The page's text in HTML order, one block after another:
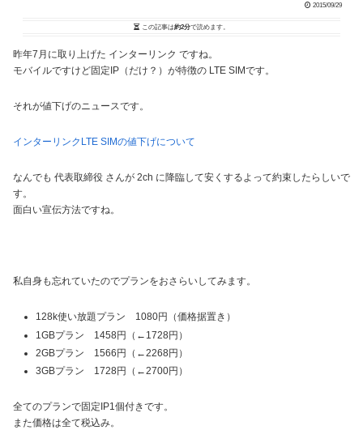
2015/09/29
この記事は約2分で読めます。
昨年7月に取り上げた インターリンク ですね。
モバイルですけど固定IP（だけ？）が特徴の LTE SIMです。
それが値下げのニュースです。
インターリンクLTE SIMの値下げについて
なんでも 代表取締役 さんが 2ch に降臨して安くするよって約束したらしいで
す。
面白い宣伝方法ですね。
私自身も忘れていたのでプランをおさらいしてみます。
128k使い放題プラン 1080円（価格据置き）
1GBプラン 1458円（←1728円）
2GBプラン 1566円（←2268円）
3GBプラン 1728円（←2700円）
全てのプランで固定IP1個付きです。
また価格は全て税込み。